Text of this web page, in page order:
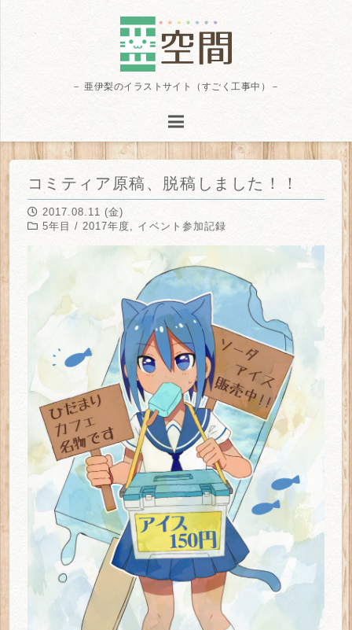
－ 亜伊梨のイラストサイト（すごく工事中）－
コミティア原稿、脱稿しました！！
2017.08.11 (金)
5年目 / 2017年度
イベント参加記録